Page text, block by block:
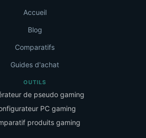
Accueil
Blog
Comparatifs
Guides d'achat
OUTILS
de pseudo gaming
PC gaming
produits gaming